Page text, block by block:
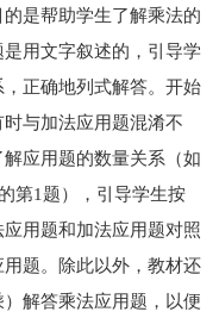
是帮助学生了解乘法的
用文字叙述的，引导学
正确地列式解答。开始
与加法应用题混淆不
应用题的数量关系（如
第1题），引导学生按
用题和加法应用题对照
题。除此以外，教材还
解答乘法应用题，以便